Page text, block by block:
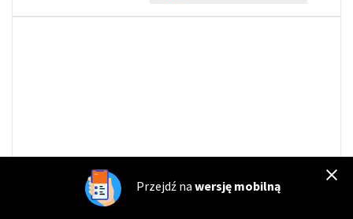
Przejdź na wersję mobilną